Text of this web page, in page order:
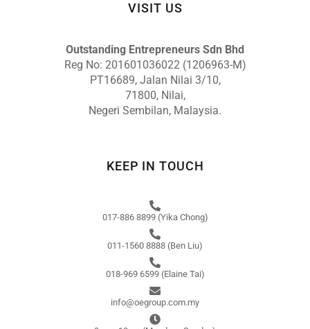
VISIT US
Outstanding Entrepreneurs Sdn Bhd
Reg No: 201601036022 (1206963-M)
PT16689, Jalan Nilai 3/10,
71800, Nilai,
Negeri Sembilan, Malaysia.
KEEP IN TOUCH
017-886 8899 (Yika Chong)
011-1560 8888 (Ben Liu)
018-969 6599 (Elaine Tai)
info@oegroup.com.my